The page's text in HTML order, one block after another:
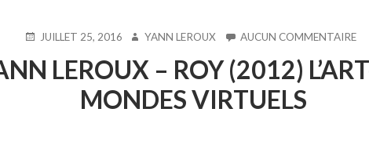
PUBLIÉJUILLET 25, 2016 AUTEUR
YANN LEROUX AUCUN COMMENTAIRESUR
LEROUX – ROY (2012)
MONDES VIRTUELS